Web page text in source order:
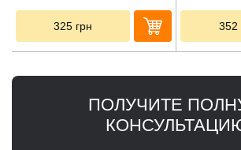
325 грн 352
ПОЛУЧИТЕ